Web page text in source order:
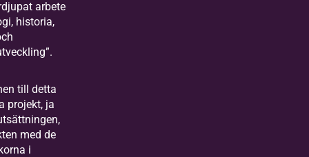
arbete
historia,
till detta
projekt, ja
med de
i